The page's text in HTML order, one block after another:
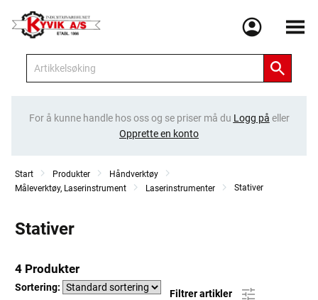
Meny
For å kunne handle hos oss og se priser må du Logg på eller
Opprette en konto
Start Produkter
Håndverktøy
Måleverktøy, Laserinstrument
Laserinstrumenter Stativer
Stativer
4 Produkter
Sortering:
Filtrer artikler